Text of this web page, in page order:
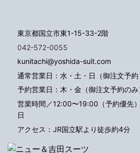
東京都国立市東1-15-33-2階
042-572-0055
kunitachi@yoshida-suit.com
通常営業日：水・土・日（御注文予約
予約営業日：木・金（御注文予約のみ
営業時間／12:00〜19:00（予約優先
日
アクセス：JR国立駅より徒歩約4分